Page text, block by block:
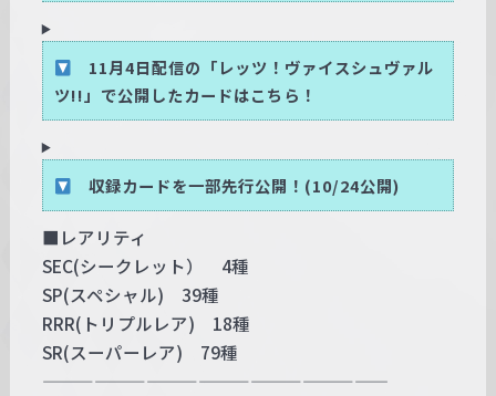
11月4日配信の「レッツ！ヴァイスシュヴァル
ツ!!」で公開したカードはこちら！
収録カードを一部先行公開！(10/24公開)
■レアリティ
SEC(シークレット） 4種
SP(スペシャル) 39種
RRR(トリプルレア) 18種
SR(スーパーレア) 79種
————————————————————